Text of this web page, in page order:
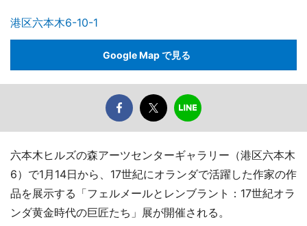
港区六本木6-10-1
Google Map で見る
六本木ヒルズの森アーツセンターギャラリー（港区六本木
6）で1月14日から、17世紀にオランダで活躍した作家の作
品を展示する「フェルメールとレンブラント：17世紀オラ
ンダ黄金時代の巨匠たち」展が開催される。